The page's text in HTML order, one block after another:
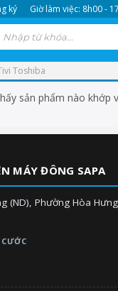
ký Giờ làm việc: 8h00 -
Toshiba
sản phẩm nào khớp
MÁY ĐÔNG SAPA
(ND), Phường Hòa